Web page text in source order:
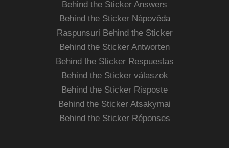
Behind the Sticker Answers
Behind the Sticker Nápověda
Raspunsuri Behind the Sticker
Behind the Sticker Antworten
Behind the Sticker Respuestas
Behind the Sticker válaszok
Behind the Sticker Risposte
Behind the Sticker Atsakymai
Behind the Sticker Réponses